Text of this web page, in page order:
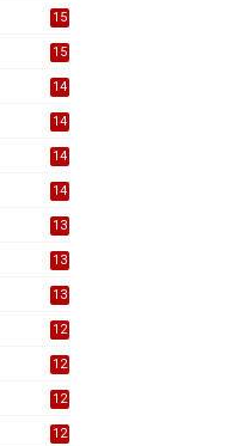
15
15
14
14
14
14
13
13
13
12
12
12
12